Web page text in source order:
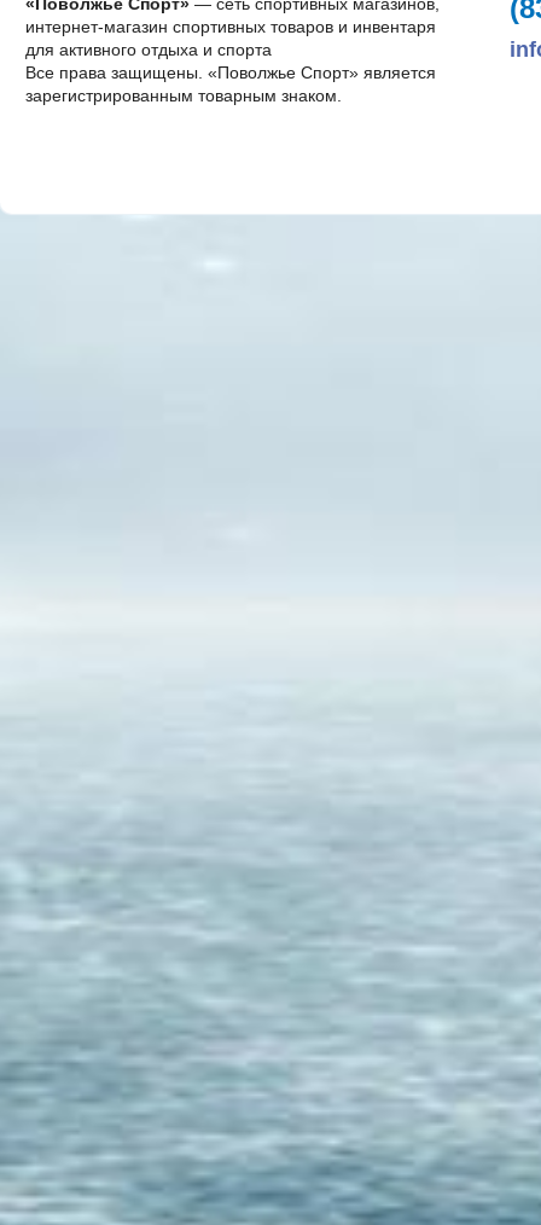
интернет-магазин спортивных товаров и инвентаря
для активного отдыха и спорта
Все права защищены. «Поволжье Спорт» является
зарегистрированным товарным знаком.